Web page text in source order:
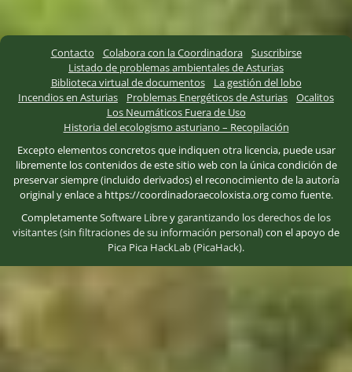
Contacto Colabora con la Coordinadora
Suscribirse
Listado de problemas ambientales de Asturias
Biblioteca virtual de documentos
La gestión del lobo
Incendios en Asturias
Problemas Energéticos de Asturias
Ocalitos
Los Neumáticos Fuera de Uso
Historia del ecologismo asturiano – Recopilación
Excepto elementos concretos que indiquen otra licencia, puede usar
libremente los contenidos de este sitio web con la única condición de
preservar siempre (incluido derivados) el reconocimiento de la autoría
original y enlace a https://coordinadoraecoloxista.org como fuente.
CompletamenteSoftware Libreygarantizando los derechos de los
visitantes (sin filtraciones de su información personal)con el apoyo de
Pica Pica HackLab (PicaHack).